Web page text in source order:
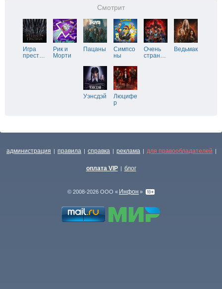
Смотрит
Игра
прест…
Рик и
Морти
Пацаны
Симпсо
ны
Очень
стран…
Ведьмак
Уэнсдэй
Люцифе
р
администрация | правила | справка | реклама | для правообладателей |
оплата VIP | блог
© 2008-2026 ООО « Инфон »